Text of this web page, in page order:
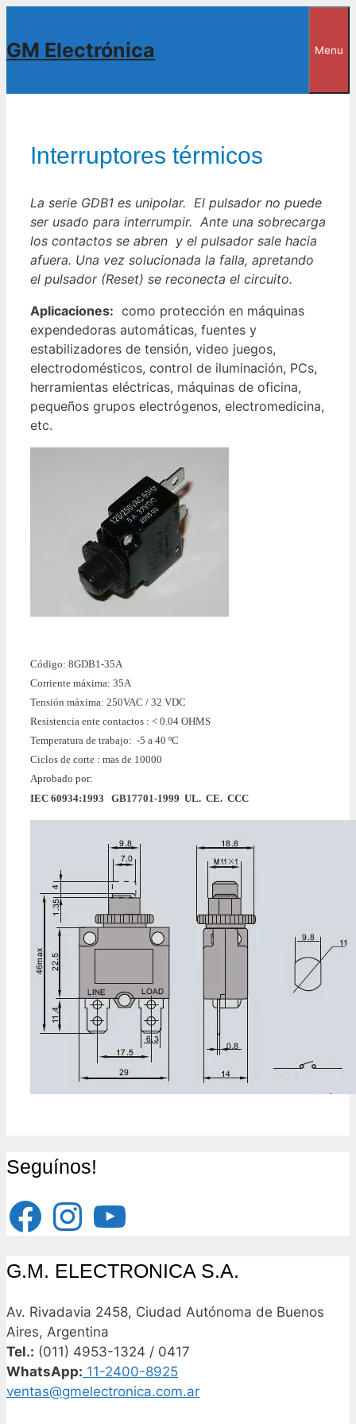
contenido
GM Electrónica Menu
Interruptores térmicos
La serie GDB1 es unipolar. El pulsador no puede
ser usado para interrumpir. Ante una sobrecarga
los contactos se abren y el pulsador sale hacia
afuera. Una vez solucionada la falla, apretando
el pulsador (Reset) se reconecta el circuito.
Aplicaciones: como protección en máquinas
expendedoras automáticas, fuentes y
estabilizadores de tensión, video juegos,
electrodomésticos, control de iluminación, PCs,
herramientas eléctricas, máquinas de oficina,
pequeños grupos electrógenos, electromedicina,
etc.
Código: 8GDB1-35A
Corriente máxima: 35A
Tensión máxima: 250VAC / 32 VDC
Resistencia ente contactos : < 0.04 OHMS
Temperatura de trabajo: -5 a 40 ºC
Ciclos de corte : mas de 10000
Aprobado por:
IEC 60934:1993 GB17701-1999 UL. CE. CCC
Seguínos!
FacebookInstagramYouTube
G.M. ELECTRONICA S.A.
Av. Rivadavia 2458, Ciudad Autónoma de Buenos
Aires, Argentina
Tel.: (011) 4953-1324 / 0417
WhatsApp: 11-2400-8925
ventas@gmelectronica.com.ar